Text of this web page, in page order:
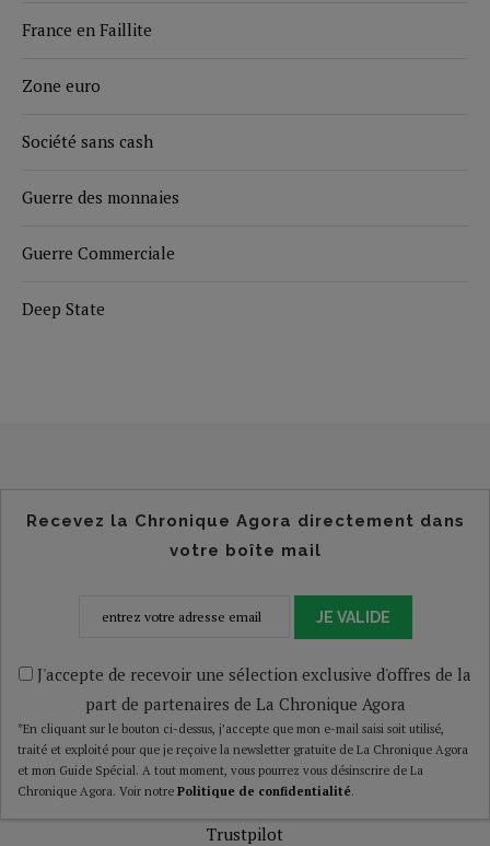
France en Faillite
Zone euro
Société sans cash
Guerre des monnaies
Guerre Commerciale
Deep State
Recevez la Chronique Agora directement dans
votre boîte mail
JE VALIDE
J'accepte de recevoir une sélection exclusive d'offres de la
part de partenaires de La Chronique Agora
*En cliquant sur le bouton ci-dessus, j’accepte que mon e-mail saisi soit utilisé,
traité et exploité pour que je reçoive la newsletter gratuite de La Chronique Agora
et mon Guide Spécial. A tout moment, vous pourrez vous désinscrire de La
Chronique Agora. Voir notre Politique de confidentialité.
Trustpilot